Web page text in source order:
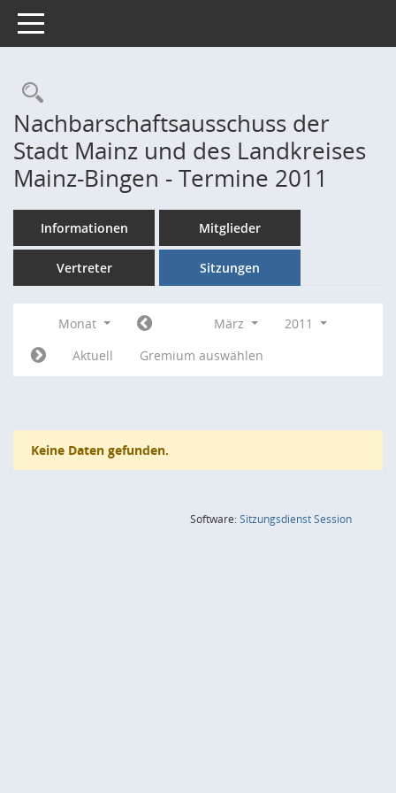
Toggle navigation
Rechercheauswahl
Nachbarschaftsausschuss der
Stadt Mainz und des Landkreises
Mainz-Bingen - Termine 2011
Informationen Mitglieder
Vertreter Sitzungen
Monat März
2011
Aktuell
Gremium auswählen
Keine Daten gefunden.
Software:SitzungsdienstSession(Wird in